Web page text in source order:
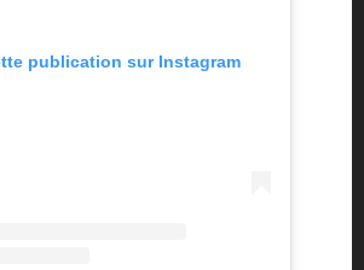
publication sur Instagram